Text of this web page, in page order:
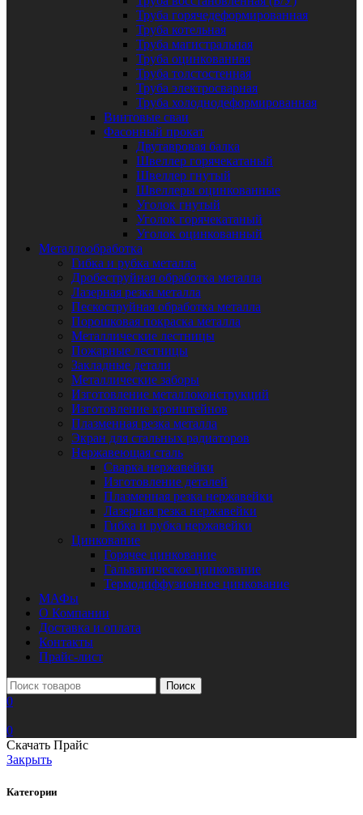
Труба горячедеформированная
Труба котельная
Труба магистральная
Труба оцинкованная
Труба толстостенная
Труба электросварная
Труба холоднодеформированная
Винтовые сваи
Фасонный прокат
Двутавровая балка
Швеллер горячекатаный
Швеллер гнутый
Швеллеры оцинкованные
Уголок гнутый
Уголок горячекатаный
Уголок оцинкованный
Металлообработка
Гибка и рубка металла
Дробеструйная обработка металла
Лазерная резка металла
Пескоструйная обработка металла
Порошковая покраска металла
Металлические лестницы
Пожарные лестницы
Закладные детали
Металлические заборы
Изготовление металлоконструкций
Изготовление кронштейнов
Плазменная резка металла
Экран для стальных радиаторов
Нержавеющая сталь
Сварка нержавейки
Изготовление деталей
Плазменная резка нержавейки
Лазерная резка нержавейки
Гибка и рубка нержавейки
Цинкование
Горячее цинкование
Гальваническое цинкование
Термодиффузионное цинкование
МАФы
О Компании
Доставка и оплата
Контакты
Прайс-лист
Поиск
0
0
Скачать Прайс
Закрыть
Категории